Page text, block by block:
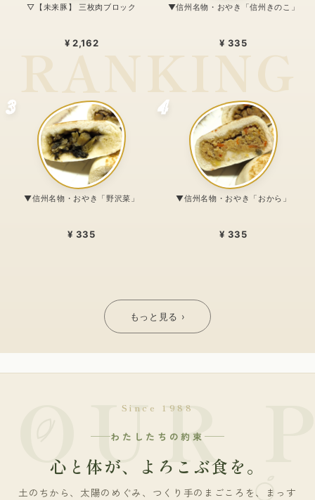
▽【未来豚】 三枚肉ブロック
¥ 2,162
▼信州名物・おやき「信州きのこ」
¥ 335
3
▼信州名物・おやき「野沢菜」
¥ 335
4
▼信州名物・おやき「おから」
¥ 335
もっと見る ›
OUR
Since 1988
わたしたちの約束
心と体が、 よろこぶ食を。
土のちから、太陽のめぐみ、つくり手のまごころを、まっす